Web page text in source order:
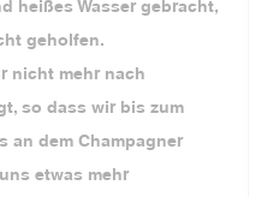
heißes Wasser gebracht,
geholfen.
nicht mehr nach
so dass wir bis zum
an dem Champagner
etwas mehr